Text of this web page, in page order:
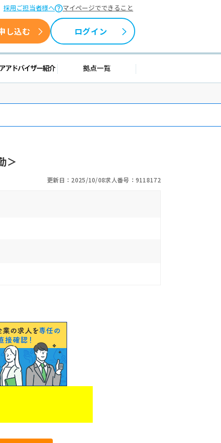
採用ご担当者様へ マイページでできること
し込む ログイン
情報 キャリアアドバイザー紹介拠点一覧
＞
更新日：2025/10/08求人番号：9118172